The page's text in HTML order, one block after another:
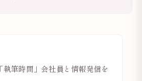
執筆時間」会社員と情報発信を